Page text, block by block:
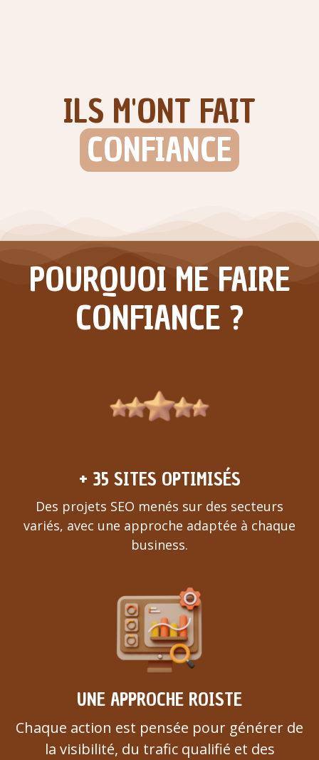
ILS M'ONT FAIT
CONFIANCE
POURQUOI ME FAIRE
CONFIANCE ?
+ 35 SITES OPTIMISÉS
Des projets SEO menés sur des secteurs
variés, avec une approche adaptée à chaque
business.
UNE APPROCHE ROISTE
Chaque action est pensée pour générer de
la visibilité, du trafic qualifié et des